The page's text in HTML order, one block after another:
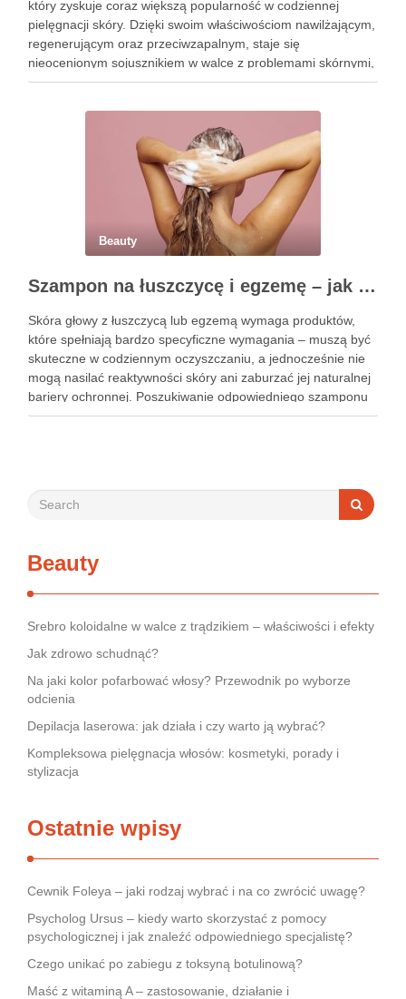
który zyskuje coraz większą popularność w codziennej
pielęgnacji skóry. Dzięki swoim właściwościom nawilżającym,
regenerującym oraz przeciwzapalnym, staje się
nieocenionym sojusznikiem w walce z problemami skórnymi,
takimi jak zmarszczki, trądzik czy podrażnienia. Jej działanie
Beauty
Szampon na łuszczycę i egzemę – jak świadomie dobierać produkty przy wrażliwej skórze głowy?
Skóra głowy z łuszczycą lub egzemą wymaga produktów,
które spełniają bardzo specyficzne wymagania – muszą być
skuteczne w codziennym oczyszczaniu, a jednocześnie nie
mogą nasilać reaktywności skóry ani zaburzać jej naturalnej
bariery ochronnej. Poszukiwanie odpowiedniego szamponu
bywa dla wielu pacjentów procesem długim i frustrującym, bo
Beauty
Srebro koloidalne w walce z trądzikiem – właściwości i efekty
Jak zdrowo schudnąć?
Na jaki kolor pofarbować włosy? Przewodnik po wyborze
odcienia
Depilacja laserowa: jak działa i czy warto ją wybrać?
Kompleksowa pielęgnacja włosów: kosmetyki, porady i
stylizacja
Ostatnie wpisy
Cewnik Foleya – jaki rodzaj wybrać i na co zwrócić uwagę?
Psycholog Ursus – kiedy warto skorzystać z pomocy
psychologicznej i jak znaleźć odpowiedniego specjalistę?
Czego unikać po zabiegu z toksyną botulinową?
Maść z witaminą A – zastosowanie, działanie i